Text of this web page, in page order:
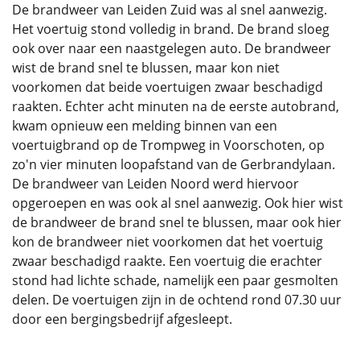
De brandweer van Leiden Zuid was al snel aanwezig.
Het voertuig stond volledig in brand. De brand sloeg
ook over naar een naastgelegen auto. De brandweer
wist de brand snel te blussen, maar kon niet
voorkomen dat beide voertuigen zwaar beschadigd
raakten. Echter acht minuten na de eerste autobrand,
kwam opnieuw een melding binnen van een
voertuigbrand op de Trompweg in Voorschoten, op
zo'n vier minuten loopafstand van de Gerbrandylaan.
De brandweer van Leiden Noord werd hiervoor
opgeroepen en was ook al snel aanwezig. Ook hier wist
de brandweer de brand snel te blussen, maar ook hier
kon de brandweer niet voorkomen dat het voertuig
zwaar beschadigd raakte. Een voertuig die erachter
stond had lichte schade, namelijk een paar gesmolten
delen. De voertuigen zijn in de ochtend rond 07.30 uur
door een bergingsbedrijf afgesleept.